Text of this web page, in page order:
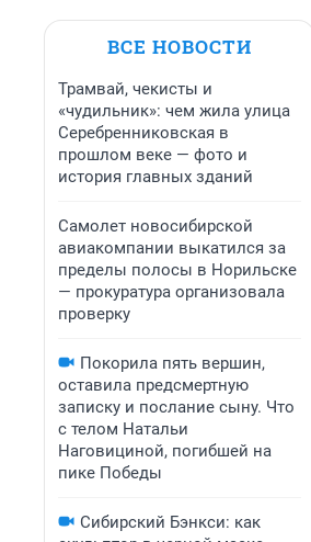
ВСЕ НОВОСТИ
Трамвай, чекисты и
«чудильник»: чем жила улица
Серебренниковская в
прошлом веке — фото и
история главных зданий
Самолет новосибирской
авиакомпании выкатился за
пределы полосы в Норильске
— прокуратура организовала
проверку
Покорила пять вершин,
оставила предсмертную
записку и послание сыну. Что
с телом Натальи
Наговициной, погибшей на
пике Победы
Сибирский Бэнкси: как